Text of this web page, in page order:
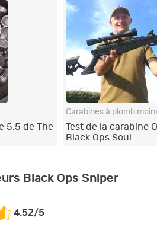
5.5 de The
Carabines à plomb
Test de la carabine
Black Ops Soul
Black Ops Sniper
4.52/5